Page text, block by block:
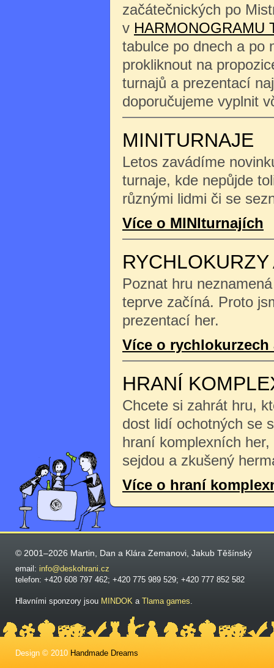
začátečnických po
v HARMONOGRAMU
tabulce po dnech a po
prokliknout na
turnajů a prezentací
doporučujeme vyplnit
MINITURNAJE
Letos zavádíme
turnaje, kde nepůjde
různými lidmi či se
Více o MINIturnajích
Poznat hru
teprve začíná. Proto
prezentací her.
Více o rychlokurzech
HRANÍ
Chcete si zahrát hru,
dost lidí ochotných se
hraní komplexních
sejdou a zkušený
Více o hraní
© 2001–2026 Martin, Dan a Klára Zemanovi, Jakub Těšínský
email: info@deskohrani.cz
telefon: +420 608 797 462; +420 775 989 529; +420 777 852 582
Hlavními sponzory jsou MINDOK a Tlama games.
Design © 2010 Handmade Dreams